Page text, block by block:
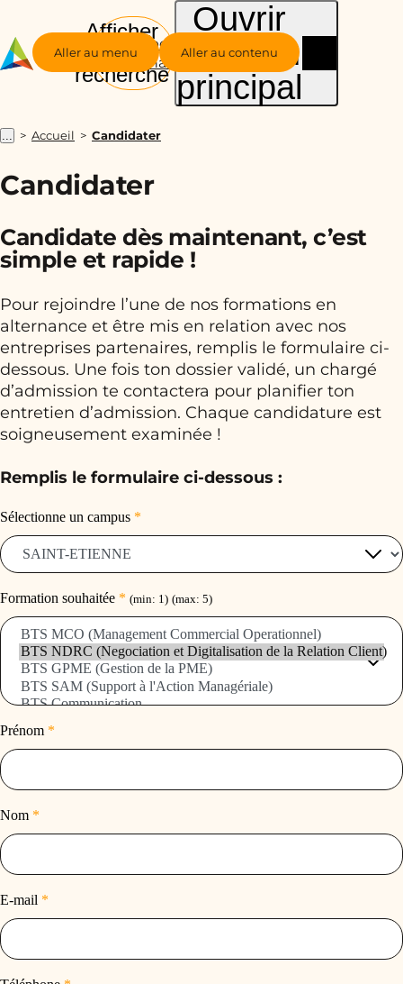
Aller au menu Aller au contenu
Groupe
Alternance
Afficher
la
recherche
Ouvrir
le menu
principal
... Accueil Candidater
Candidater
Candidate dès maintenant, c’est
simple et rapide !
Pour rejoindre l’une de nos formations en
alternance et être mis en relation avec nos
entreprises partenaires, remplis le formulaire ci-
dessous. Une fois ton dossier validé, un chargé
d’admission te contactera pour planifier ton
entretien d’admission. Chaque candidature est
soigneusement examinée !
Remplis le formulaire ci-dessous :